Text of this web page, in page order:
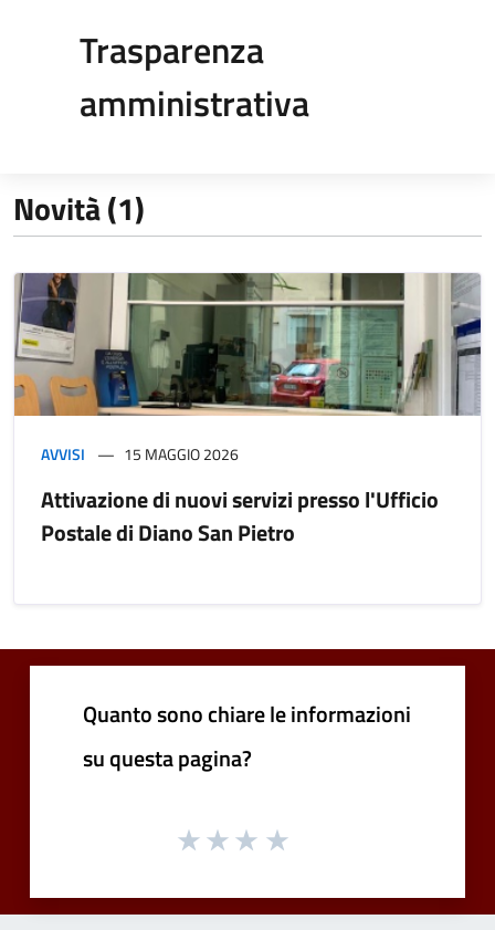
Trasparenza
amministrativa
Novità (1)
AVVISI 15 MAGGIO 2026
Attivazione di nuovi servizi presso l'Ufficio
Postale di Diano San Pietro
Quanto sono chiare le informazioni
su questa pagina?